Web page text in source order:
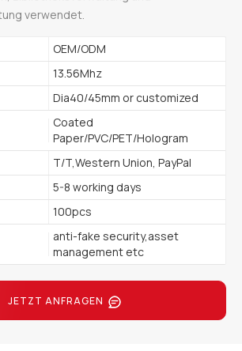
verwendet.
OEM/ODM
13.56Mhz
Dia40/45mm or customized
Coated
Paper/PVC/PET/Hologram
T/T,Western Union, PayPal
5-8 working days
100pcs
anti-fake security,asset
management etc
JETZT ANFRAGEN